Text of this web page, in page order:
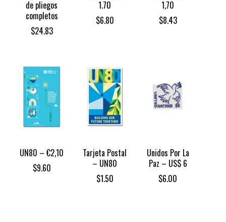
de pliegos
completos
$24.83
1.70
$6.80
1,70
$8.43
UN80 – €2,10
$9.60
Tarjeta Postal
– UN80
$1.50
Unidos Por La
Paz – US$ 6
$6.00